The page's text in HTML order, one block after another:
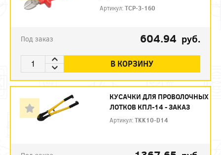
Артикул:TCP-3-160
Под заказ 604.94 руб.
В КОРЗИНУ
КУСАЧКИ ДЛЯ ПРОВОЛОЧНЫХ
ЛОТКОВ КПЛ-14 - ЗАКАЗ
Артикул:TKK10-D14